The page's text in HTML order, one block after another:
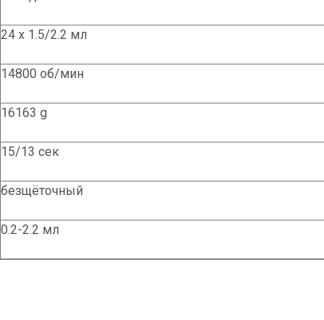
24 х 1.5/2.2 мл
14800 об/мин
16163 g
15/13 сек
безщёточный
0.2-2.2 мл